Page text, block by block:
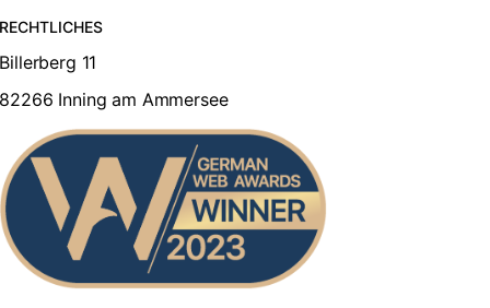
RECHTLICHES
Billerberg 11
82266 Inning am Ammersee